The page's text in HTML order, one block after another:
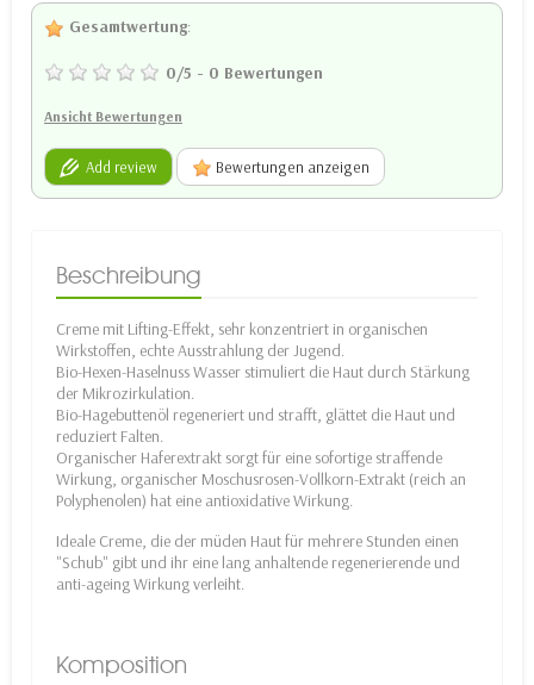
Gesamtwertung:
0/5 - 0 Bewertungen
Ansicht Bewertungen
Add review Bewertungen anzeigen
Beschreibung
Creme mit Lifting-Effekt, sehr konzentriert in organischen
Wirkstoffen, echte Ausstrahlung der Jugend.
Bio-Hexen-Haselnuss Wasser stimuliert die Haut durch Stärkung
der Mikrozirkulation.
Bio-Hagebuttenöl regeneriert und strafft, glättet die Haut und
reduziert Falten.
Organischer Haferextrakt sorgt für eine sofortige straffende
Wirkung, organischer Moschusrosen-Vollkorn-Extrakt (reich an
Polyphenolen) hat eine antioxidative Wirkung.
Ideale Creme, die der müden Haut für mehrere Stunden einen
"Schub" gibt und ihr eine lang anhaltende regenerierende und
anti-ageing Wirkung verleiht.
Komposition